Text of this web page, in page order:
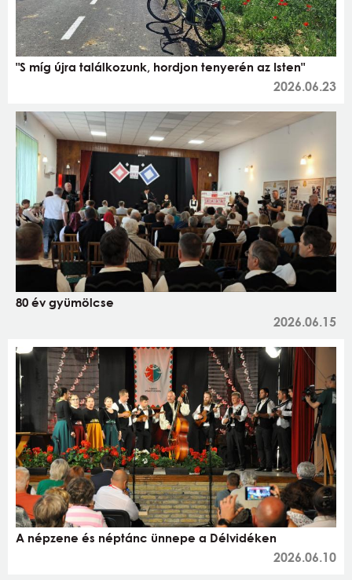
"S míg újra találkozunk, hordjon tenyerén az Isten"
2026.06.23
80 év gyümölcse
2026.06.15
A népzene és néptánc ünnepe a Délvidéken
2026.06.10